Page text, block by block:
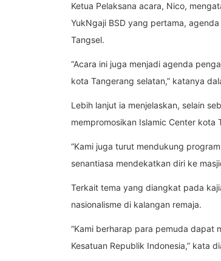
Ketua Pelaksana acara, Nico,
YukNgaji BSD yang pertama,
Tangsel.
“Acara ini juga menjadi agenda
kota Tangerang selatan,” katanya
Lebih lanjut ia menjelaskan, selain
mempromosikan Islamic Center kota
“Kami juga turut mendukung
senantiasa mendekatkan diri ke
Terkait tema yang diangkat pada
nasionalisme di kalangan remaja.
“Kami berharap para pemuda dapat
Kesatuan Republik Indonesia,” kata